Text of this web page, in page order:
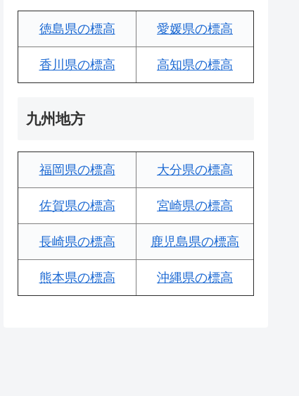
徳島県の標高 愛媛県の標高
香川県の標高 高知県の標高
九州地方
福岡県の標高 大分県の標高
佐賀県の標高 宮崎県の標高
長崎県の標高 鹿児島県の標高
熊本県の標高 沖縄県の標高